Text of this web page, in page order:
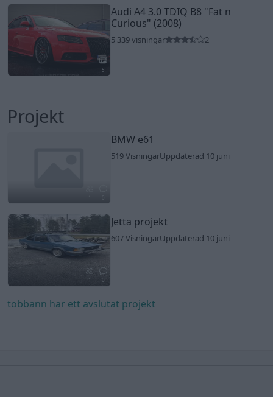
5
Audi A4 3.0 TDIQ B8 "Fat n
Curious" (2008)
5 339 visningar 2
Projekt
BMW e61
519 VisningarUppdaterad 10 juni
1 0
Jetta projekt
607 VisningarUppdaterad 10 juni
tobbann har ett avslutat projekt